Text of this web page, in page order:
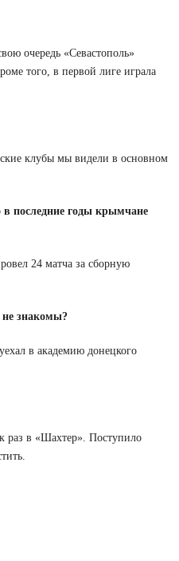
очередь «Севастополь»
того, в первой лиге играла
клубы мы видели в основном
последние годы крымчане
24 матча за сборную
знакомы?
в академию донецкого
раз в «Шахтер». Поступило